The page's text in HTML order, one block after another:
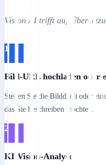
Vision AI trifft auf
1
Bild-URL hochladen oder
Stellen Sie die Bilddatei oder
das Sie beschreiben möchten.
2
KI-Vision-Analyse